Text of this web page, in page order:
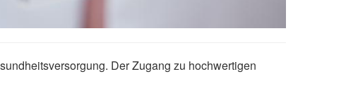
Der Zugang zu hochwertigen